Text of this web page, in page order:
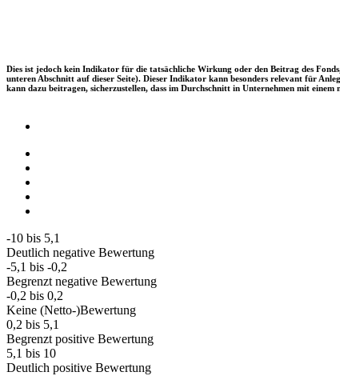
Dies ist jedoch kein Indikator für die tatsächliche Wirkung oder den Beitrag des
unteren Abschnitt auf dieser Seite). Dieser Indikator kann besonders relevant für
kann dazu beitragen, sicherzustellen, dass im Durchschnitt in Unternehmen mit
-10 bis 5,1
Deutlich negative Bewertung
-5,1 bis -0,2
Begrenzt negative Bewertung
-0,2 bis 0,2
Keine (Netto-)Bewertung
0,2 bis 5,1
Begrenzt positive Bewertung
5,1 bis 10
Deutlich positive Bewertung